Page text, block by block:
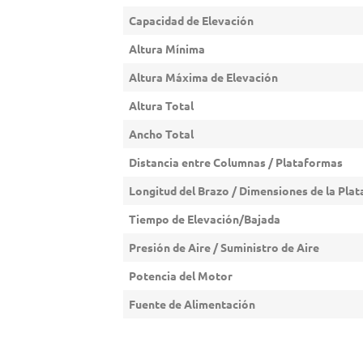
Capacidad de Elevación
Altura Mínima
Altura Máxima de Elevación
Altura Total
Ancho Total
Distancia entre Columnas / Plataformas
Longitud del Brazo / Dimensiones de la
Tiempo de Elevación/Bajada
Presión de Aire / Suministro de Aire
Potencia del Motor
Fuente de Alimentación